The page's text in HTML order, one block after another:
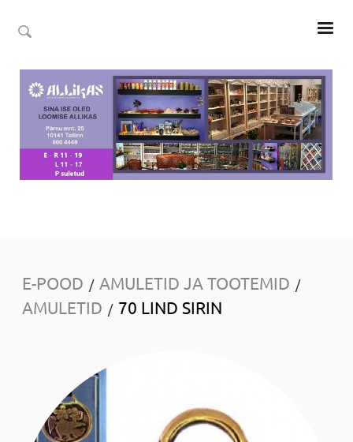
E-POOD / AMULETID JA TOOTEMID /
AMULETID / 70 LIND SIRIN